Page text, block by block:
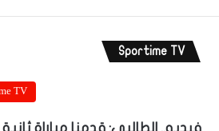
Sportime TV
TV